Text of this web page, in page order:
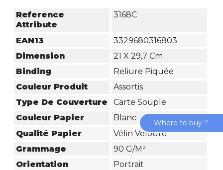
Reference
Attribute
3168C
EAN13
3329680316803
Dimension
21 X 29,7 Cm
Binding
Reliure Piquée
Couleur Produit
Assortis
Type De Couverture
Carte Souple
Couleur Papier
Blanc
Qualité Papier
Vélin Velouté
Grammage
90 G/m²
Orientation
Portrait
Where to buy ?